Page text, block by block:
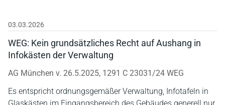
03.03.2026
WEG: Kein grundsätzliches Recht auf Aushang in
Infokästen der Verwaltung
AG München v. 26.5.2025, 1291 C 23031/24 WEG
Es entspricht ordnungsgemäßer Verwaltung, Infotafeln in
Glaskästen im Eingangsbereich des Gebäudes generell nur